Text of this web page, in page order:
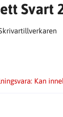
Svart
Kan